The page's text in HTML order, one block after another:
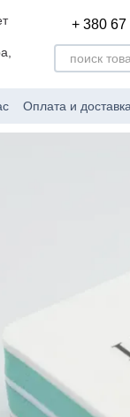
+ 380
Оплата и доставка